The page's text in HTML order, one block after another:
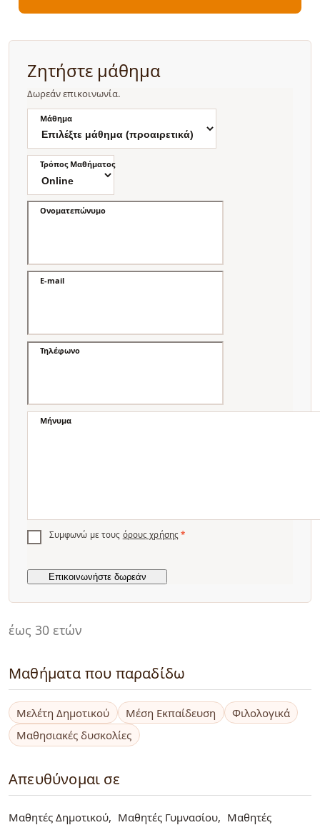
έως 30 ετών
Μαθήματα που παραδίδω
Μελέτη Δημοτικού Μέση Εκπαίδευση
Φιλολογικά
Μαθησιακές δυσκολίες
Απευθύνομαι σε
Μαθητές Δημοτικού Μαθητές Γυμνασίου
Μαθητές
Ζητήστε μάθημα
Δωρεάν επικοινωνία.
Μάθημα
Τρόπος Μαθήματος
Ονοματεπώνυμο
E-mail
Τηλέφωνο
Μήνυμα
Συμφωνώ με τους όρους χρήσης *